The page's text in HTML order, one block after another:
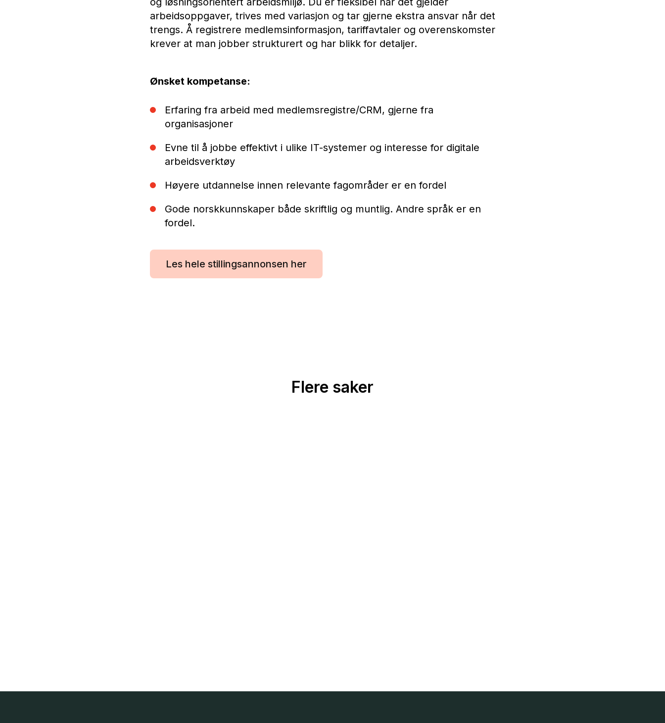
arbeidsoppgaver, trives med variasjon og tar gjerne ekstra ansvar når det
trengs. Å registrere medlemsinformasjon, tariffavtaler og overenskomster
krever at man jobber strukturert og har blikk for detaljer.
Ønsket kompetanse:
Erfaring fra arbeid med medlemsregistre/CRM, gjerne fra
organisasjoner
Evne til å jobbe effektivt i ulike IT-systemer og interesse for digitale
arbeidsverktøy
Høyere utdannelse innen relevante fagområder er en fordel
Gode norskkunnskaper både skriftlig og muntlig. Andre språk er en
fordel.
Les hele stillingsannonsen her
Flere saker